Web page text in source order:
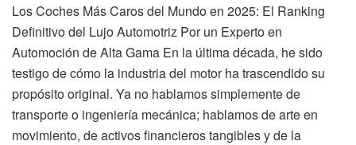
Los Coches Más Caros del Mundo en 2025: El Ranking
Definitivo del Lujo Automotriz Por un Experto en
Automoción de Alta Gama En la última década, he sido
testigo de cómo la industria del motor ha trascendido su
propósito original. Ya no hablamos simplemente de
transporte o ingeniería mecánica; hablamos de arte en
movimiento, de activos financieros tangibles y de la